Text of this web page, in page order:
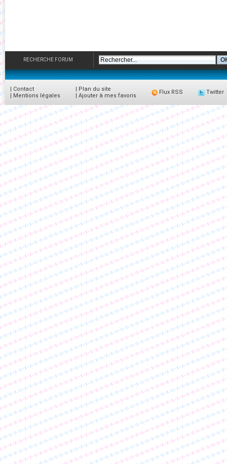
RECHERCHE FORUM
| Contact
| Mentions légales
| Plan du site
| Ajouter à mes favoris
Flux RSS Twitter